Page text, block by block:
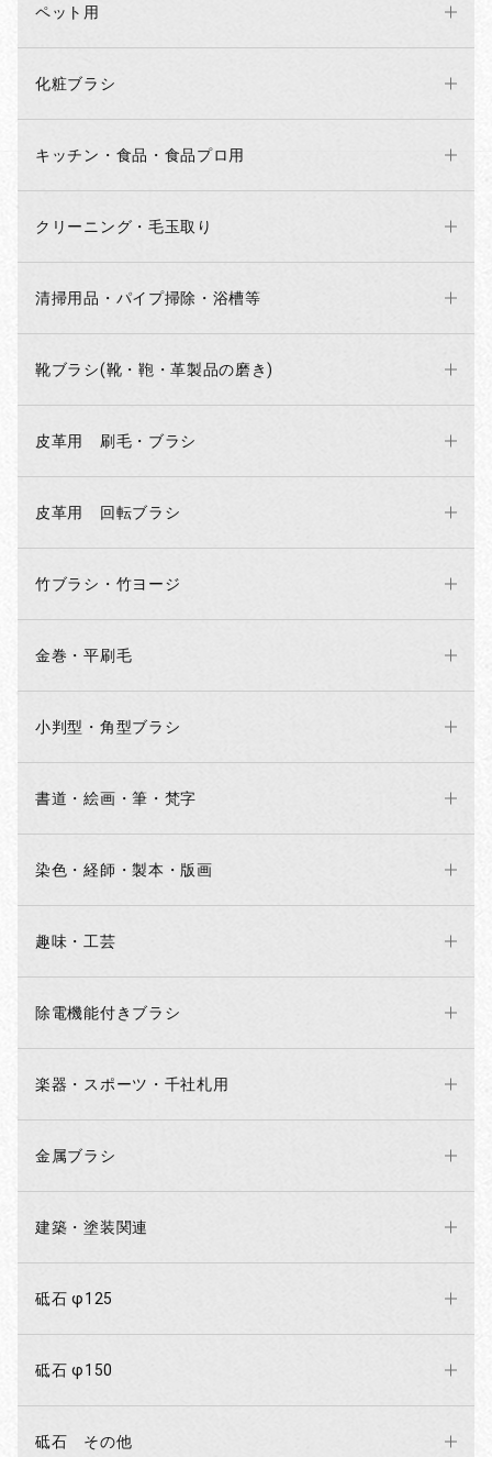
ペット用
化粧ブラシ
キッチン・食品・食品プロ用
クリーニング・毛玉取り
清掃用品・パイプ掃除・浴槽等
靴ブラシ(靴・鞄・革製品の磨き)
皮革用 刷毛・ブラシ
皮革用 回転ブラシ
竹ブラシ・竹ヨージ
金巻・平刷毛
小判型・角型ブラシ
書道・絵画・筆・梵字
染色・経師・製本・版画
趣味・工芸
除電機能付きブラシ
楽器・スポーツ・千社札用
金属ブラシ
建築・塗装関連
砥石 φ125
砥石 φ150
砥石 その他